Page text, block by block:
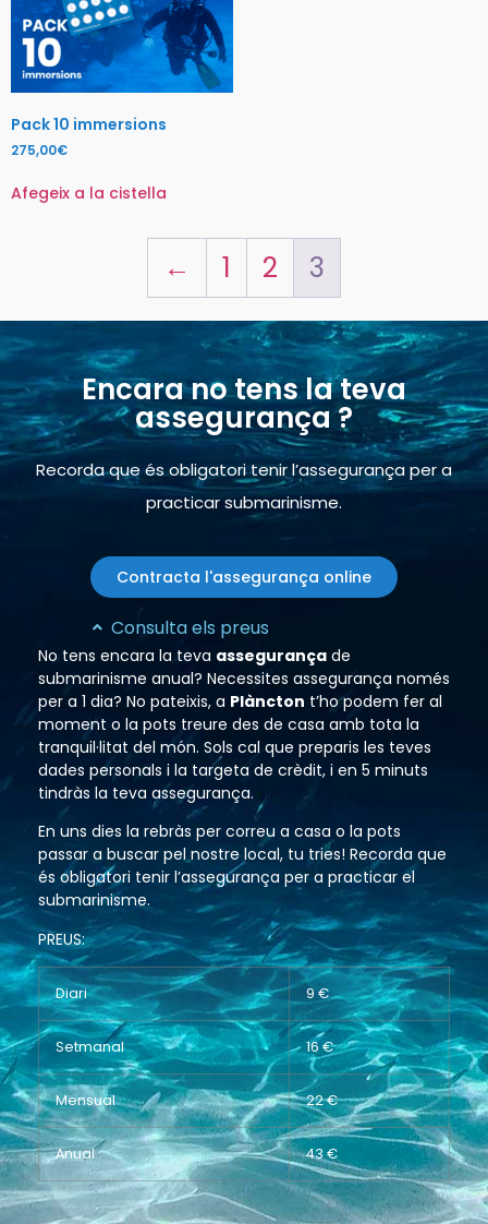
Pack 10 immersions
275,00€
Afegeix a la cistella
← 1 2 3
Encara no tens la teva
assegurança ?
Recorda que és obligatori tenir l’assegurança per a
practicar submarinisme.
Contracta l'assegurança online
Consulta els preus
No tens encara la teva assegurança de
submarinisme anual? Necessites assegurança només
per a 1 dia? No pateixis, a Plàncton t’ho podem fer al
moment o la pots treure des de casa amb tota la
tranquil·litat del món. Sols cal que preparis les teves
dades personals i la targeta de crèdit, i en 5 minuts
tindràs la teva assegurança.
En uns dies la rebràs per correu a casa o la pots
passar a buscar pel nostre local, tu tries! Recorda que
és obligatori tenir l’assegurança per a practicar el
submarinisme.
PREUS:
Diari 9 €
Setmanal 16 €
Mensual 22 €
Anual 43 €